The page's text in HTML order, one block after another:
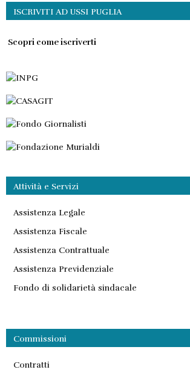
ISCRIVITI AD USSI PUGLIA
Scopri come iscriverti
Attività e Servizi
Assistenza Legale
Assistenza Fiscale
Assistenza Contrattuale
Assistenza Previdenziale
Fondo di solidarietà sindacale
Commissioni
Contratti